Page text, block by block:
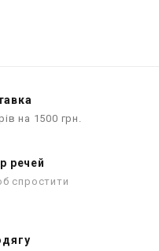
на 1500 грн.
речей
спростити